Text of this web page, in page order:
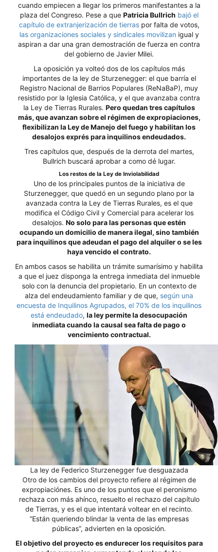
cuando empiecen a llegar los primeros manifestantes a la
plaza del Congreso. Pese a que Patricia Bullrich bajó el
capítulo de extranjerización de tierraspor falta de votos,
las organizaciones sociales y sindicales movilizan igual y
aspiran a dar una gran demostración de fuerza en contra
del gobierno de Javier Milei.
La oposición ya volteó dos de los capítulos más
importantes de la ley de Sturzenegger: el que barría el
Registro Nacional de Barrios Populares (ReNaBaP), muy
resistido por la Iglesia Católica, y el que avanzaba contra
la Ley de Tierras Rurales. Pero quedan tres capítulos
más, que avanzan sobre el régimen de expropiaciones,
flexibilizan la Ley de Manejo del fuego y habilitan los
desalojos exprés para inquilinos endeudados.
Tres capítulos que, después de la derrota del martes,
Bullrich buscará aprobar a como dé lugar.
Los restos de la Ley de Inviolabilidad
Uno de los principales puntos de la iniciativa de
Sturzenegger, que quedó en un segundo plano por la
avanzada contra la Ley de Tierras Rurales, es el que
modifica el Código Civil y Comercial para acelerar los
desalojos. No solo para las personas que estén
ocupando un domicilio de manera ilegal, sino también
para inquilinos que adeudan el pago del alquiler o se les
haya vencido el contrato.
En ambos casos se habilita un trámite sumarísimo y habilita
a que el juez disponga la entrega inmediata del inmueble
solo con la denuncia del propietario. En un contexto de
alza del endeudamiento familiar y de que, según una
encuesta de Inquilinos Agrupados, el 70% de los inquilinos
está endeudado, la ley permite la desocupación
inmediata cuando la causal sea falta de pago o
vencimiento contractual.
La ley de Federico Sturzenegger fue desguazada
Otro de los cambios del proyecto refiere al régimen de
expropiaciónes. Es uno de los puntos que el peronismo
rechaza con más ahínco, resuelto el rechazo del capítulo
de Tierras, y es el que intentará voltear en el recinto.
“Están queriendo blindar la venta de las empresas
públicas”, advierten en la oposición.
El objetivo del proyecto es endurecer los requisitos para